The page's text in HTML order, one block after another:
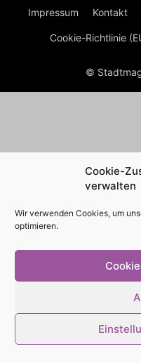
Cookie-
verwalten
Wir verwenden Cookies, um
optimieren.
Impressum Kontakt
Cookie-Richtlinie
©